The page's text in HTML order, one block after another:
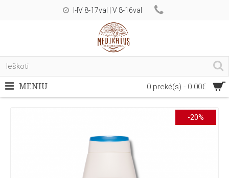
I-IV 8-17val | V 8-16val
0 prekė(s) - 0.00€
MENIU
-20%